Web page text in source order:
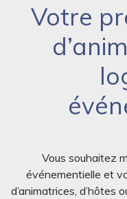
Votre
Vous souhaitez
événementielle et
d’animatrices, d’hôtes